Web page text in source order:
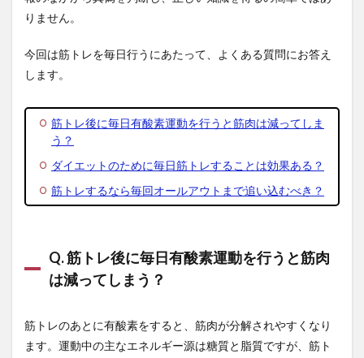
りません。
今回は筋トレを毎日行うにあたって、よくある質問にお答え
します。
筋トレ後に毎日有酸素運動を行うと筋肉は減ってしま
う？
ダイエットのために毎日筋トレすることは効果ある？
筋トレするなら毎回オールアウトまで追い込むべき？
Q. 筋トレ後に毎日有酸素運動を行うと筋肉
は減ってしまう？
筋トレのあとに有酸素をすると、筋肉が分解されやすくなり
ます。運動中の主なエネルギー源は糖質と脂質ですが、筋ト